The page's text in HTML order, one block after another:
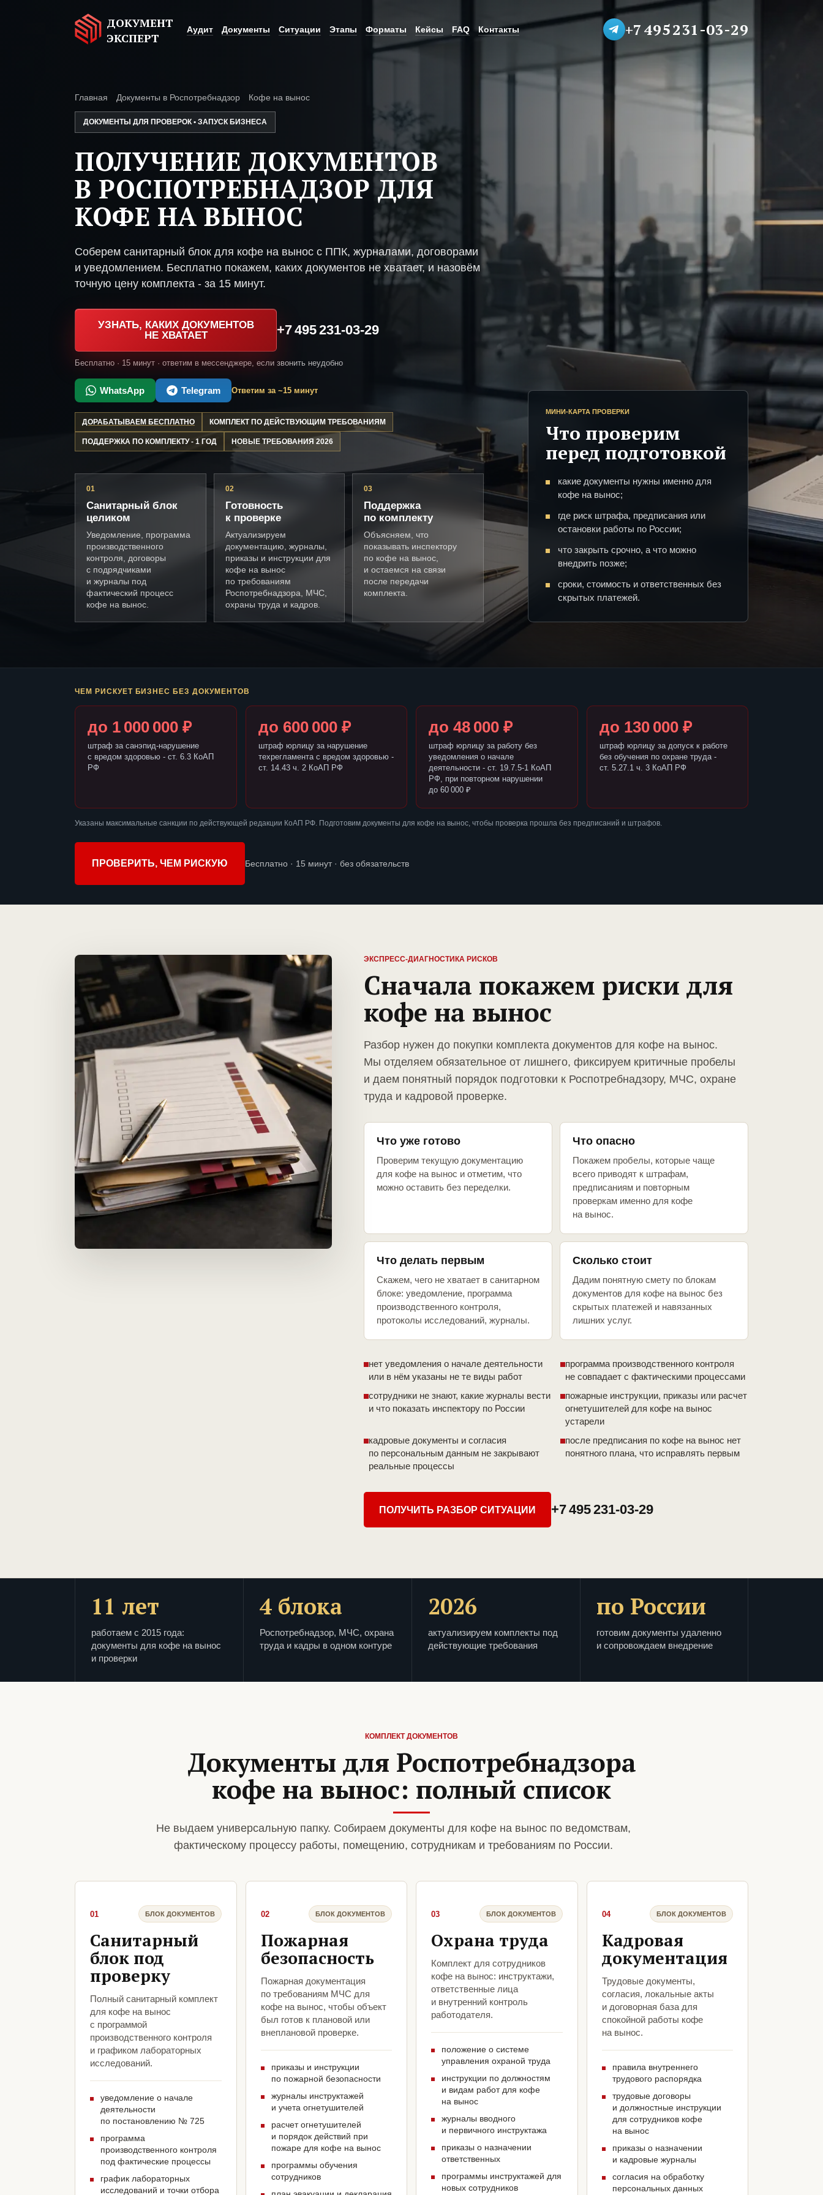
ДОКУМЕНТ
ЭКСПЕРТ
Аудит Документы Ситуации Этапы Форматы Кейсы FAQ Контакты +7 495 231-03-29
Главная Документы в Роспотребнадзор Кофе на вынос
ДОКУМЕНТЫ ДЛЯ ПРОВЕРОК • ЗАПУСК БИЗНЕСА
ПОЛУЧЕНИЕ ДОКУМЕНТОВ
В РОСПОТРЕБНАДЗОР ДЛЯ
КОФЕ НА ВЫНОС
Соберем санитарный блок для кофе на вынос с ППК, журналами, договорами
и уведомлением. Бесплатно покажем, каких документов не хватает, и назовём
точную цену комплекта - за 15 минут.
УЗНАТЬ, КАКИХ ДОКУМЕНТОВ
НЕ ХВАТАЕТ
+7 495 231-03-29
Бесплатно · 15 минут · ответим в мессенджере, если звонить неудобно
WhatsApp Telegram Ответим за ~15 минут
ДОРАБАТЫВАЕМ БЕСПЛАТНО КОМПЛЕКТ ПО ДЕЙСТВУЮЩИМ ТРЕБОВАНИЯМ
ПОДДЕРЖКА ПО КОМПЛЕКТУ - 1 ГОД НОВЫЕ ТРЕБОВАНИЯ 2026
01
Санитарный блок
целиком
Уведомление, программа
производственного
контроля, договоры
с подрядчиками
и журналы под
фактический процесс
кофе на вынос.
02
Готовность
к проверке
Актуализируем
документацию, журналы,
приказы и инструкции для
кофе на вынос
по требованиям
Роспотребнадзора, МЧС,
охраны труда и кадров.
03
Поддержка
по комплекту
Объясняем, что
показывать инспектору
по кофе на вынос,
и остаемся на связи
после передачи
комплекта.
МИНИ-КАРТА ПРОВЕРКИ
Что проверим
перед подготовкой
какие документы нужны именно для
кофе на вынос;
где риск штрафа, предписания или
остановки работы по России;
что закрыть срочно, а что можно
внедрить позже;
сроки, стоимость и ответственных без
скрытых платежей.
ЧЕМ РИСКУЕТ БИЗНЕС БЕЗ ДОКУМЕНТОВ
до 1 000 000 ₽
штраф за санэпид-нарушение
с вредом здоровью - ст. 6.3 КоАП
РФ
до 600 000 ₽
штраф юрлицу за нарушение
техрегламента с вредом здоровью -
ст. 14.43 ч. 2 КоАП РФ
до 48 000 ₽
штраф юрлицу за работу без
уведомления о начале
деятельности - ст. 19.7.5-1 КоАП
РФ, при повторном нарушении
до 60 000 ₽
до 130 000 ₽
штраф юрлицу за допуск к работе
без обучения по охране труда -
ст. 5.27.1 ч. 3 КоАП РФ
Указаны максимальные санкции по действующей редакции КоАП РФ. Подготовим документы для кофе на вынос, чтобы проверка прошла без предписаний и штрафов.
ПРОВЕРИТЬ, ЧЕМ РИСКУЮ Бесплатно · 15 минут · без обязательств
ЭКСПРЕСС-ДИАГНОСТИКА РИСКОВ
Сначала покажем риски для
кофе на вынос
Разбор нужен до покупки комплекта документов для кофе на вынос.
Мы отделяем обязательное от лишнего, фиксируем критичные пробелы
и даем понятный порядок подготовки к Роспотребнадзору, МЧС, охране
труда и кадровой проверке.
Что уже готово
Проверим текущую документацию
для кофе на вынос и отметим, что
можно оставить без переделки.
Что опасно
Покажем пробелы, которые чаще
всего приводят к штрафам,
предписаниям и повторным
проверкам именно для кофе
на вынос.
Что делать первым
Скажем, чего не хватает в санитарном
блоке: уведомление, программа
производственного контроля,
протоколы исследований, журналы.
Сколько стоит
Дадим понятную смету по блокам
документов для кофе на вынос без
скрытых платежей и навязанных
лишних услуг.
нет уведомления о начале деятельности
или в нём указаны не те виды работ
программа производственного контроля
не совпадает с фактическими процессами
сотрудники не знают, какие журналы вести
и что показать инспектору по России
пожарные инструкции, приказы или расчет
огнетушителей для кофе на вынос
устарели
кадровые документы и согласия
по персональным данным не закрывают
реальные процессы
после предписания по кофе на вынос нет
понятного плана, что исправлять первым
ПОЛУЧИТЬ РАЗБОР СИТУАЦИИ +7 495 231-03-29
11 лет
работаем с 2015 года:
документы для кофе на вынос
и проверки
4 блока
Роспотребнадзор, МЧС, охрана
труда и кадры в одном контуре
2026
актуализируем комплекты под
действующие требования
по России
готовим документы удаленно
и сопровождаем внедрение
КОМПЛЕКТ ДОКУМЕНТОВ
Документы для Роспотребнадзора
кофе на вынос: полный список
Не выдаем универсальную папку. Собираем документы для кофе на вынос по ведомствам,
фактическому процессу работы, помещению, сотрудникам и требованиям по России.
01 БЛОК ДОКУМЕНТОВ
Санитарный
блок под
проверку
Полный санитарный комплект
для кофе на вынос
с программой
производственного контроля
и графиком лабораторных
исследований.
уведомление о начале
деятельности
по постановлению № 725
программа
производственного контроля
под фактические процессы
график лабораторных
исследований и точки отбора
02 БЛОК ДОКУМЕНТОВ
Пожарная
безопасность
Пожарная документация
по требованиям МЧС для
кофе на вынос, чтобы объект
был готов к плановой или
внеплановой проверке.
приказы и инструкции
по пожарной безопасности
журналы инструктажей
и учета огнетушителей
расчет огнетушителей
и порядок действий при
пожаре для кофе на вынос
программы обучения
сотрудников
03 БЛОК ДОКУМЕНТОВ
Охрана труда
Комплект для сотрудников
кофе на вынос: инструктажи,
ответственные лица
и внутренний контроль
работодателя.
положение о системе
управления охраной труда
инструкции по должностям
и видам работ для кофе
на вынос
журналы вводного
и первичного инструктажа
приказы о назначении
ответственных
программы инструктажей для
новых сотрудников
04 БЛОК ДОКУМЕНТОВ
Кадровая
документация
Трудовые документы,
согласия, локальные акты
и договорная база для
спокойной работы кофе
на вынос.
правила внутреннего
трудового распорядка
трудовые договоры
и должностные инструкции
для сотрудников кофе
на вынос
приказы о назначении
и кадровые журналы
согласия на обработку
персональных данных